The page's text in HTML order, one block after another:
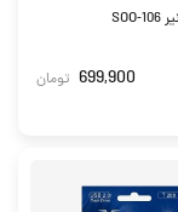
699,900 تومان